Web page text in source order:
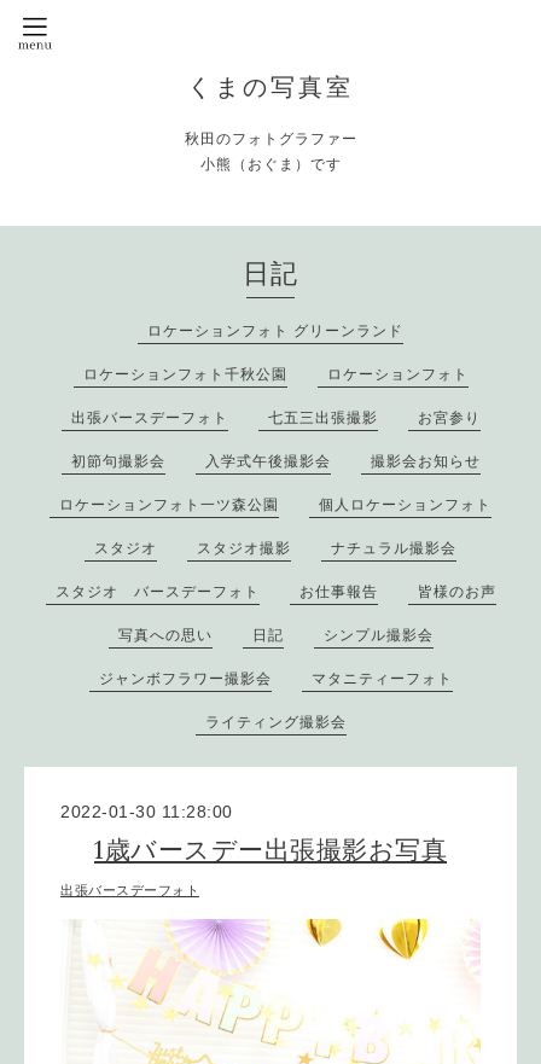
くまの写真室
秋田のフォトグラファー
小熊（おぐま）です
日記
ロケーションフォト グリーンランド
ロケーションフォト千秋公園 ロケーションフォト
出張バースデーフォト 七五三出張撮影 お宮参り
初節句撮影会 入学式午後撮影会 撮影会お知らせ
ロケーションフォト一ツ森公園 個人ロケーションフォト
スタジオ スタジオ撮影 ナチュラル撮影会
スタジオ バースデーフォト お仕事報告 皆様のお声
写真への思い 日記 シンプル撮影会
ジャンボフラワー撮影会 マタニティーフォト
ライティング撮影会
2022-01-30 11:28:00
1歳バースデー出張撮影お写真
出張バースデーフォト